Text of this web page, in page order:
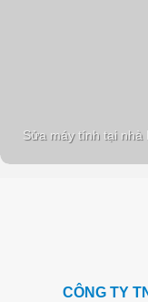
Sửa máy tính tại nhà
CÔNG TY